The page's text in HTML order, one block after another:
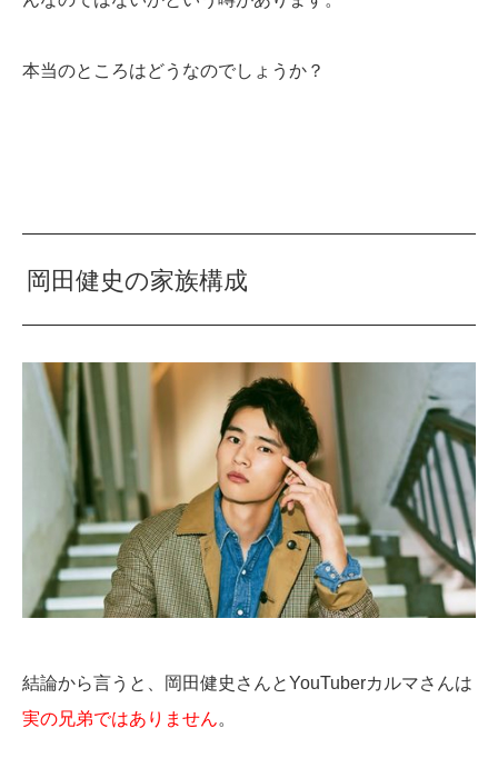
本当のところはどうなのでしょうか？
岡田健史の家族構成
結論から言うと、岡田健史さんとYouTuberカルマさんは
実の兄弟ではありません。